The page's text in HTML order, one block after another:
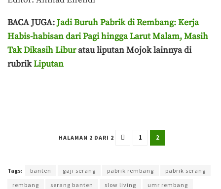
BACA JUGA:Jadi Buruh Pabrik di Rembang: Kerja
Habis-habisan dari Pagi hingga Larut Malam, Masih
Tak Dikasih Liburatau liputan Mojok lainnya di
rubrikLiputan
HALAMAN 2 DARI 2 1 2
Tags: banten gaji serang pabrik rembang
pabrik serang
rembang
serang banten slow living
umr rembang